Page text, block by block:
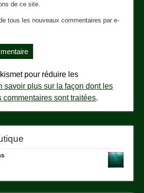
de ce site.
tous les nouveaux commentaires par e-
pour réduire les
savoir plus sur la façon dont les
commentaires sont traitées.